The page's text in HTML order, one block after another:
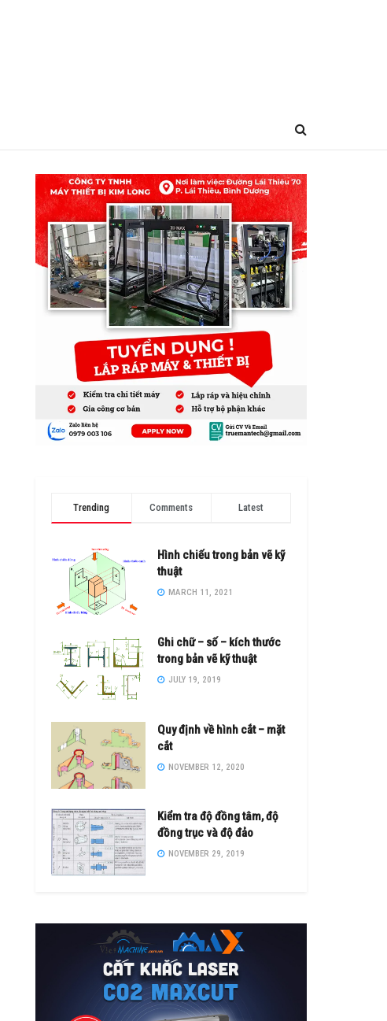
Trending Comments Latest
Hình chiếu trong bản vẽ kỹ
thuật
MARCH 11, 2021
Ghi chữ – số – kích thước
trong bản vẽ kỹ thuật
JULY 19, 2019
Quy định về hình cắt – mặt
cắt
NOVEMBER 12, 2020
Kiểm tra độ đồng tâm, độ
đồng trục và độ đảo
NOVEMBER 29, 2019